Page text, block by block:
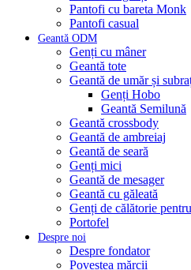
Pantofi cu bareta Monk
Pantofi casual
Geantă ODM
Genți cu mâner
Geantă tote
Geantă de umăr și
Genți Hobo
Geantă Semilună
Geantă crossbody
Geantă de ambreiaj
Geantă de seară
Genți mici
Geantă de mesager
Geantă cu găleată
Genți de călătorie
Portofel
Despre noi
Despre fondator
Povestea mărcii